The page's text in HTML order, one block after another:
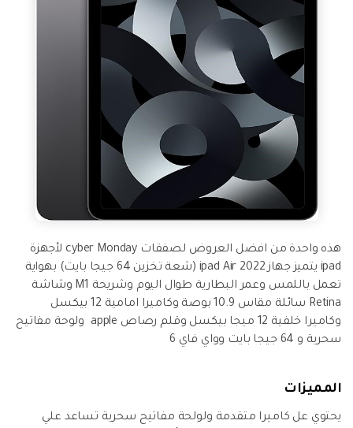
هذه واحدة من افضل العروض لصفقات cyber Monday لأجهزة
ipad يتميز جهاز ipad Air 2022 (شعة تخزين 64 جيجا بايت) بهواية
تعمل باللمس وعمر البطارية طوال اليوم وشريحة M1 وشاشة
Retina سائلة مقاس 10.9 بوصة وكاميرا امامية 12 بيكسل
وكاميرا خلفية 12 ميجا بيكسل وقلم رصاص apple ولوحة مفاتيح
سحرية و 64 جيجا بايت وواي فاي 6
المميزات
يحتوي عل كاميرا متقدمة ولولحة مفاتيح سحرية تساعد علي